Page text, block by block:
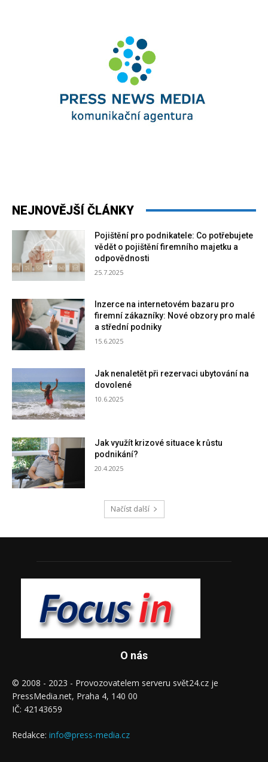
O nás
© 2008 - 2023 - Provozovatelem serveru svět24.cz je
PressMedia.net, Praha 4, 140 00
IČ: 42143659
Redakce: info@press-media.cz